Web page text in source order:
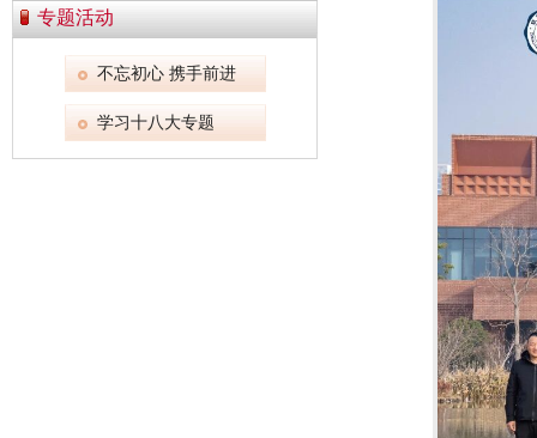
专题活动
不忘初心 携手前进
学习十八大专题